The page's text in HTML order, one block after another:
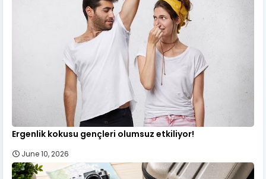
Ergenlik kokusu gençleri olumsuz etkiliyor!
June 10, 2026